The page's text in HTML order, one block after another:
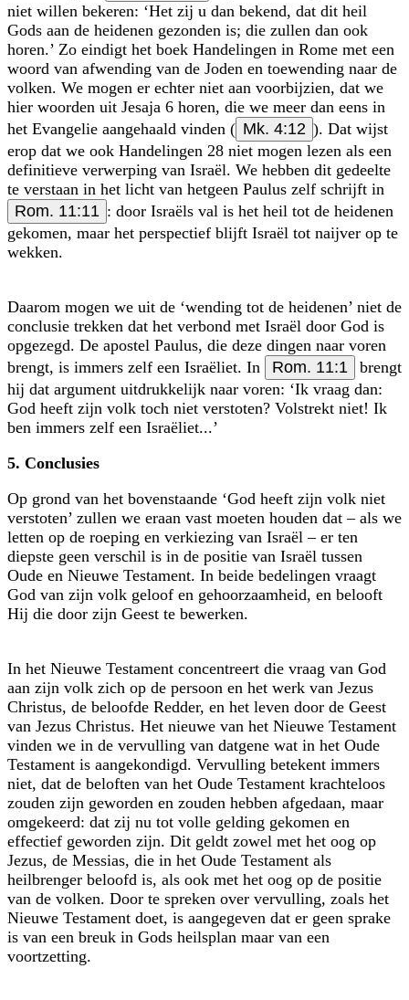
niet willen bekeren: ‘Het zij u dan bekend, dat dit heil
Gods aan de heidenen gezonden is; die zullen dan ook
horen.’ Zo eindigt het boek Handelingen in Rome met een
woord van afwending van de Joden en toewending naar de
volken. We mogen er echter niet aan voorbijzien, dat we
hier woorden uit Jesaja 6 horen, die we meer dan eens in
het Evangelie aangehaald vinden ( Mk. 4:12 ). Dat wijst
erop dat we ook Handelingen 28 niet mogen lezen als een
definitieve verwerping van Israël. We hebben dit gedeelte
te verstaan in het licht van hetgeen Paulus zelf schrijft in
Rom. 11:11 : door Israëls val is het heil tot de heidenen
gekomen, maar het perspectief blijft Israël tot naijver op te
wekken.
Daarom mogen we uit de ‘wending tot de heidenen’ niet de
conclusie trekken dat het verbond met Israël door God is
opgezegd. De apostel Paulus, die deze dingen naar voren
brengt, is immers zelf een Israëliet. In
Rom. 11:1
brengt
hij dat argument uitdrukkelijk naar voren: ‘Ik vraag dan:
God heeft zijn volk toch niet verstoten? Volstrekt niet! Ik
ben immers zelf een Israëliet...’
5. Conclusies
Op grond van het bovenstaande ‘God heeft zijn volk niet
verstoten’ zullen we eraan vast moeten houden dat – als we
letten op de roeping en verkiezing van Israël – er ten
diepste geen verschil is in de positie van Israël tussen
Oude en Nieuwe Testament. In beide bedelingen vraagt
God van zijn volk geloof en gehoorzaamheid, en belooft
Hij die door zijn Geest te bewerken.
In het Nieuwe Testament concentreert die vraag van God
aan zijn volk zich op de persoon en het werk van Jezus
Christus, de beloofde Redder, en het leven door de Geest
van Jezus Christus. Het nieuwe van het Nieuwe Testament
vinden we in de vervulling van datgene wat in het Oude
Testament is aangekondigd. Vervulling betekent immers
niet, dat de beloften van het Oude Testament krachteloos
zouden zijn geworden en zouden hebben afgedaan, maar
omgekeerd: dat zij nu tot volle gelding gekomen en
effectief geworden zijn. Dit geldt zowel met het oog op
Jezus, de Messias, die in het Oude Testament als
heilbrenger beloofd is, als ook met het oog op de positie
van de volken. Door te spreken over vervulling, zoals het
Nieuwe Testament doet, is aangegeven dat er geen sprake
is van een breuk in Gods heilsplan maar van een
voortzetting.